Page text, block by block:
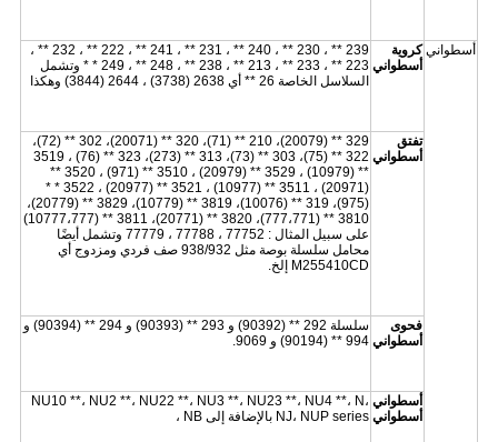
أسطواني كروية
أسطواني
239 ** ، 230 ** ، 240 ** ، 231 ** ، 241 ** ، 222 ** ، 232 ** ،
223 ** ، 233 ** ، 213 ** ، 238 ** ، 248 ** ، 249 * * وتشمل
السلاسل الخاصة 26 ** أي 2638 (3738) ، 2644 (3844) وهكذا
تفتق
أسطواني
329 ** (20079)، 210 ** (71)، 320 ** (20071)، 302 ** (72)،
322 ** (75)، 303 ** (73)، 313 ** (273)، 323 ** (76) ، 3519
** (10979) ، 3529 ** (20979) ، 3510 ** (971) ، 3520 **
(20971) ، 3511 ** (10977) ، 3521 ** (20977) ، 3522 * *
(975)، 319 ** (10076)، 3819 ** (10779)، 3829 ** (20779)،
3810 ** (777،771)، 3820 ** (20771)، 3811 ** (10777،777)
على سبيل المثال : 77752 ، 77788 ، 77779 وتشمل أيضًا
محامل سلسلة بوصة مثل 938/932 صف فردي ومزدوج أي
M255410CD إلخ.
فحوى
أسطواني
سلسلة 292 ** (90392) و 293 ** (90393) و 294 ** (90394) و
994 ** (90194) و 9069.
أسطواني
أسطواني
NU10 **، NU2 **، NU22 **، NU3 **، NU23 **، NU4 **، N،
NJ، NUP series بالإضافة إلى NB ،